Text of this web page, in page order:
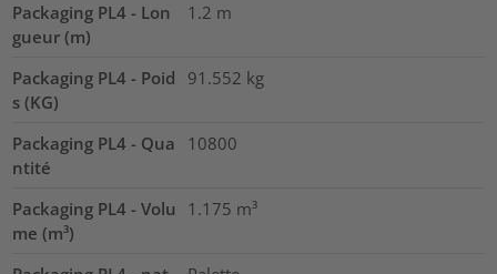
Packaging PL4 - Lon
gueur (m)
1.2 m
Packaging PL4 - Poid
s (KG)
91.552 kg
Packaging PL4 - Qua
ntité
10800
Packaging PL4 - Volu
me (m³)
1.175 m³